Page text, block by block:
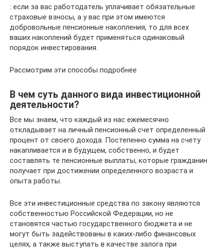
: если за вас работодатель уплачивает обязательные
страховые взносы, а у вас при этом имеются
добровольные пенсионные накопления, то для всех
ваших накоплений будет применяться одинаковый
порядок инвестирования.
Рассмотрим эти способы подробнее
В чем суть данного вида инвестиционной
деятельности?
Все мы знаем, что каждый из нас ежемесячно
откладывает на личный пенсионный счет определенный
процент от своего дохода. Постепенно сумма на счету
накапливается и в будущем, собственно, и будет
составлять те пенсионные выплаты, которые гражданин
получает при достижении определенного возраста и
опыта работы.
Все эти инвестиционные средства по закону являются
собственностью Российской Федерации, но не
становятся частью государственного бюджета и не
могут быть задействованы в каких-либо финансовых
целях, а также выступать в качестве залога при